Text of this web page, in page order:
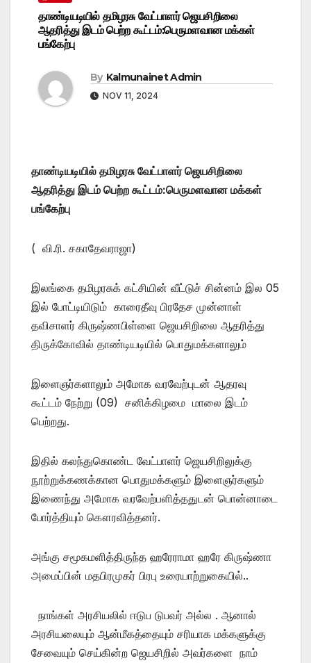
தாண்டியடியில் தமிழரசு வேட்பாளர் ஜெயசிறிலை
ஆதரித்து இடம் பெற்ற கூட்டம்:பெருமளவான மக்கள்
பங்கேற்பு
By Kalmunainet Admin
NOV 11, 2024
தாண்டியடியில் தமிழரசு வேட்பாளர் ஜெயசிறிலை
ஆதரித்து இடம் பெற்ற கூட்டம்:பெருமளவான மக்கள்
பங்கேற்பு
( வி.ரி. சகாதேவராஜா)
இலங்கை தமிழரசுக் கட்சியின் வீட்டுச் சின்னம் இல 05
இல் போட்டியிடும் காரைதீவு பிரதேச முன்னாள்
தவிசாளர் கிருஷ்ணபிள்ளை ஜெயசிறிலை ஆதரித்து
திருக்கோவில் தாண்டியடியில் பொதுமக்களாலும்
இளைஞர்களாலும் அமோக வரவேற்புடன் ஆதரவு
கூட்டம் நேற்று (09) சனிக்கிழமை மாலை இடம்
பெற்றது.
இதில் கலந்துகொண்ட வேட்பாளர் ஜெயசிறிலுக்கு
நூற்றுக்கணக்கான பொதுமக்களும் இளைஞர்களும்
இணைந்து அமோக வரவேற்பளித்ததுடன் பொன்னாடை
போர்த்தியும் கௌரவித்தனர்.
அங்கு சமூகமளித்திருந்த ஹரேராமா ஹரே கிருஷ்ணா
அமைப்பின் மதபிரமுகர் பிரபு உரையாற்றுகையில்..
நாங்கள் அரசியலில் ஈடுப டுபவர் அல்ல . ஆனால்
அரசியலையும் ஆன்மீகத்தையும் சரியாக மக்களுக்கு
சேவையும் செய்கின்ற ஜெயசிறில் அவர்களை நாம்